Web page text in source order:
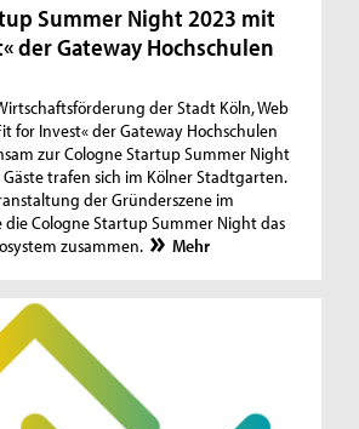
Summer Night 2023 mit
der Gateway Hochschulen
der Stadt Köln, Web
for Invest« der Gateway Hochschulen
zur Cologne Startup Summer Night
Gäste trafen sich im Kölner Stadtgarten.
der Gründerszene im
Cologne Startup Summer Night das
zusammen.
Mehr